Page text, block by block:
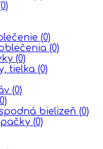
(0)
(0)
(0)
tielka (0)
(0)
bielizeň (0)
(0)